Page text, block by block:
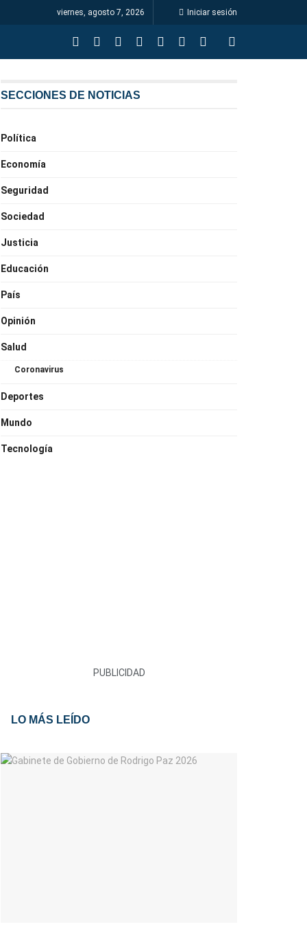
viernes, agosto 7, 2026 Iniciar sesión
SECCIONES DE NOTICIAS
Política
Economía
Seguridad
Sociedad
Justicia
Educación
País
Opinión
Salud
Coronavirus
Deportes
Mundo
Tecnología
PUBLICIDAD
LO MÁS LEÍDO